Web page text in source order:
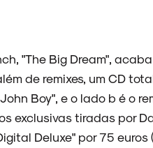
"The Big Dream",
de remixes, um CD
Boy", e o lado b é o
exclusivas tiradas por
Deluxe" por 75 euros